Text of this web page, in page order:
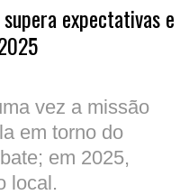
expectativas e
vez a missão
em torno do
em 2025,
local.